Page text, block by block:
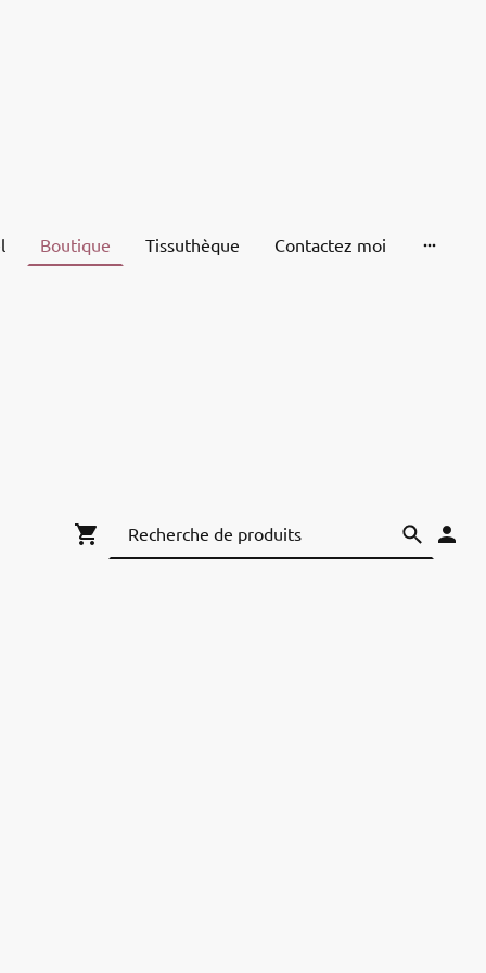
Boutique Tissuthèque Contactez moi